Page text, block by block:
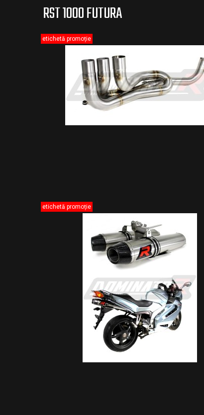
RST 1000 FUTURA
etichetă promoție
etichetă promoție